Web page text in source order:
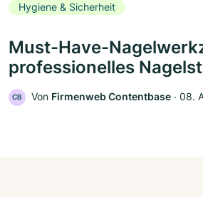
Hygiene & Sicherheit
Must-Have-
professionelles
CB Von Firmenweb Contentbase ‧ 08.